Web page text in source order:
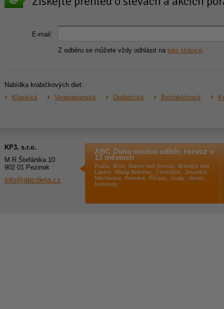
E-mail:
Z odběru se můžete vždy odhlásit na této stránce
Nabídka krabičkových diet:
Klasická
Vegetariánská Diabetická Bezlaktózová
KP3, s.r.o.
M.R.Štefánika 10
902 01 Pezinok
info@abcdieta.cz
ABC Dieta-osobní odběr, rozvoz v
13 městech
Praha Brno Bakov nad Jizerou
Brandýs nad
Labem
Mladá Boleslav Černošice Jesenice
Měchenice Řevnice Říčany Úvaly Vestec
Nehvizdy